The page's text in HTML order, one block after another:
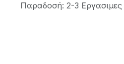
Παραδοσή: 2-3 Εργασιμες